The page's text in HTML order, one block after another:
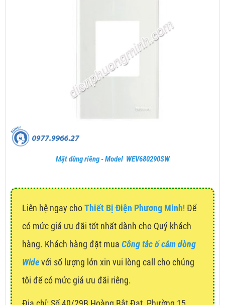
Mặt dùng riêng - Model WEV680290SW
Liên hệ ngay choThiết Bị Điện Phương Minh! Để
có mức giá ưu đãi tốt nhất dành cho Quý khách
hàng. Khách hàng đặt mua Công tắc ổ cắm dòng
Widevới số lượng lớn xin vui lòng call cho chúng
tôi để có mức giá ưu đãi riêng.